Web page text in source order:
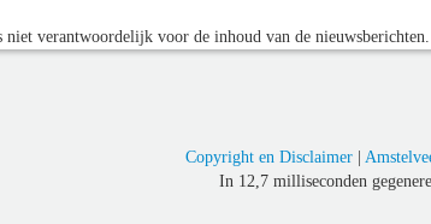
niet verantwoordelijk voor de inhoud van de nieuwsberichten.
Copyright en Disclaimer|
In 12,7 milliseconden